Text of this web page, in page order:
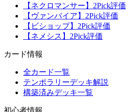
【ネクロマンサー】2Pick評価
【ヴァンパイア】2Pick評価
【ビショップ】2Pick評価
【ネメシス】2Pick評価
カード情報
全カード一覧
テンポラリーデッキ解説
構築済みデッキ一覧
初心者情報